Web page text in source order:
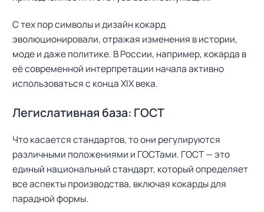
С тех пор символы и дизайн кокард
эволюционировали, отражая изменения в истории,
моде и даже политике. В России, например, кокарда в
её современной интерпретации начала активно
использоваться с конца XIX века.
Легислативная база: ГОСТ
Что касается стандартов, то они регулируются
различными положениями и ГОСТами. ГОСТ — это
единый национальный стандарт, который определяет
все аспекты производства, включая кокарды для
парадной формы.